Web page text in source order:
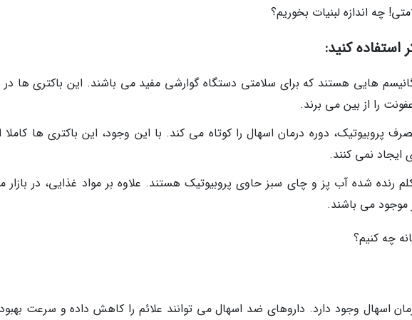
چه اندازه لبنیات بخوریم؟
هایی هستند که برای سلامتی دستگاه گوارشی مفید می باشند. این باکتری ها در
را از بین می برند.
پروبیوتیک، دوره درمان اسهال را کوتاه می کند. با این وجود، این باکتری ها کاملا
نمی کنند.
رنده شده آب پز و چای سبز حاوی پروبیوتیک هستند. علاوه بر مواد غذایی، در بازار
موجود می باشند.
چه کنیم؟
اسهال وجود دارد. داروهای ضد اسهال می توانند علائم را کاهش داده و سرعت